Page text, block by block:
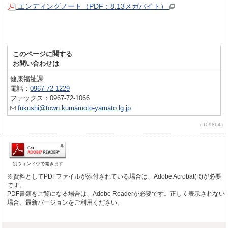
エンディングノート（PDF：8.13メガバイト）
このページに関する
お問い合わせは
健康福祉課
電話：0967-72-1229
ファックス：0967-72-1066
fukushi@town.kumamoto-yamato.lg.jp
（ID:9864）
別ウィンドウで開きます
※資料としてPDFファイルが添付されている場合は、Adobe Acrobat(R)が必要
です。
PDF書類をご覧になる場合は、Adobe Readerが必要です。正しく表示されない
場合、最新バージョンをご利用ください。